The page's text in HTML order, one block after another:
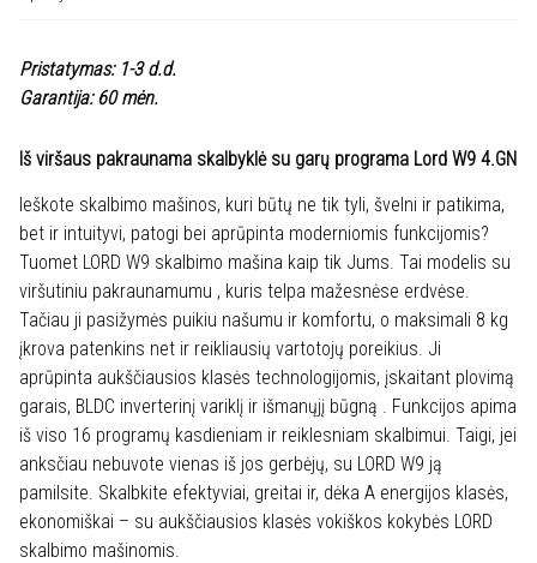
garų
programa
W9
Pristatymas: 1-3 d.d.
Garantija: 60 mėn.
Iš viršaus pakraunama skalbyklė su garų programa Lord W9 4.GN
Ieškote skalbimo mašinos, kuri būtų ne tik tyli, švelni ir patikima,
bet ir intuityvi, patogi bei aprūpinta moderniomis funkcijomis?
Tuomet LORD W9 skalbimo mašina kaip tik Jums. Tai modelis su
viršutiniu pakraunamumu , kuris telpa mažesnėse erdvėse.
Tačiau ji pasižymės puikiu našumu ir komfortu, o maksimali 8 kg
įkrova patenkins net ir reikliausių vartotojų poreikius. Ji
aprūpinta aukščiausios klasės technologijomis, įskaitant plovimą
garais, BLDC inverterinį variklį ir išmanųjį būgną . Funkcijos apima
iš viso 16 programų kasdieniam ir reiklesniam skalbimui. Taigi, jei
anksčiau nebuvote vienas iš jos gerbėjų, su LORD W9 ją
pamilsite. Skalbkite efektyviai, greitai ir, dėka A energijos klasės,
ekonomiškai – su aukščiausios klasės vokiškos kokybės LORD
skalbimo mašinomis.